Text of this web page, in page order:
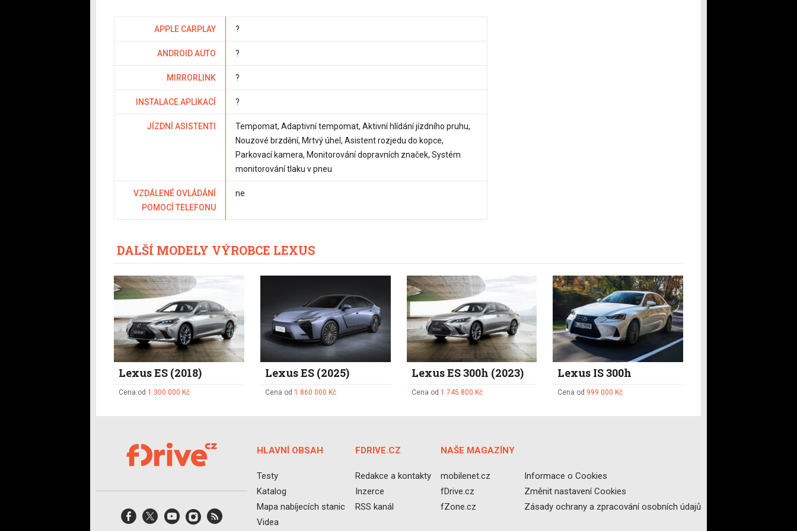
APPLE CARPLAY ?
ANDROID AUTO ?
MIRRORLINK ?
INSTALACE APLIKACÍ ?
JÍZDNÍ ASISTENTI
Tempomat, Adaptivní tempomat, Aktivní hlídání jízdního pruhu,
Nouzové brzdění, Mrtvý úhel, Asistent rozjedu do kopce,
Parkovací kamera, Monitorování dopravních značek, Systém
monitorování tlaku v pneu
VZDÁLENÉ OVLÁDÁNÍ
POMOCÍ TELEFONU
ne
DALŠÍ MODELY VÝROBCE LEXUS
Lexus ES (2018)
Cena od 1 300 000 Kč
Lexus ES (2025)
Cena od 1 860 000 Kč
Lexus ES 300h (2023)
Cena od 1 745 800 Kč
Lexus IS 300h
Cena od 999 000 Kč
HLAVNÍ OBSAH
Testy
Katalog
Mapa nabíjecích stanic
Videa
FDRIVE.CZ
Redakce a kontakty
Inzerce
RSS kanál
NAŠE MAGAZÍNY
mobilenet.cz
fDrive.cz
fZone.cz
Informace o Cookies
Změnit nastavení Cookies
Zásady ochrany a zpracování osobních údajů